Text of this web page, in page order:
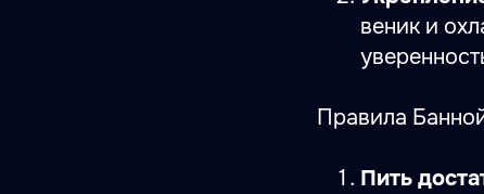
веник и
Правила
Пить